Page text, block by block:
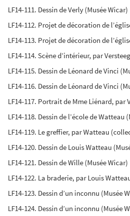
LF14-111. Dessin de Verly (Musée Wicar)
LF14-112. Projet de décoration de
LF14-113. Projet de décoration de
LF14-114. Scène d’intérieur, par
LF14-115. Dessin de Léonard de Vinci
LF14-116. Dessin de Léonard de Vinci
LF14-117. Portrait de Mme Liénard, par
LF14-118. Dessin de l’école de Watteau
LF14-119. Le greffier, par Watteau
LF14-120. Dessin de Louis Watteau
LF14-121. Dessin de Wille (Musée Wicar)
LF14-122. La braderie, par Louis
LF14-123. Dessin d’un inconnu (Musée
LF14-124. Dessin d’un inconnu (Musée